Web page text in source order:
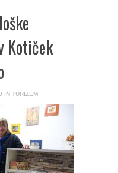
Kotiček
IN TURIZEM